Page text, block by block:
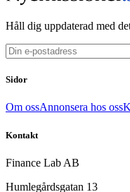
Håll dig uppdaterad med
Sidor
Om ossAnnonsera hos oss
Kontakt
Finance Lab AB
Humlegårdsgatan 13